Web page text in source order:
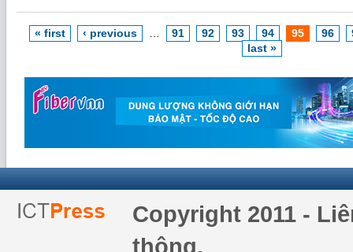
« first ‹ previous 91 92 93 94 95 96
last »
Copyright 2011 -
thông.